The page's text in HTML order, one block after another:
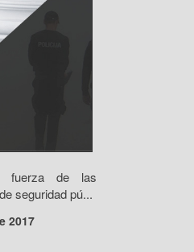
de las
seguridad pú...
2017